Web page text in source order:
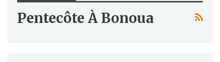
Pentecôte À Bonoua